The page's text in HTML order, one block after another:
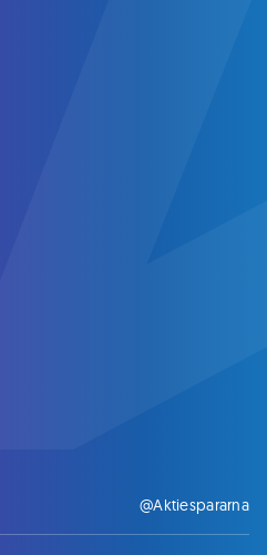
@Aktiespararna